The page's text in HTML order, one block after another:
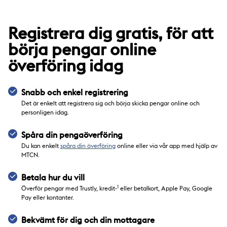
Registrera dig gratis, för att
börja pengar online
överföring idag
Snabb och enkel registrering
Det är enkelt att registrera sig och börja skicka pengar online och
personligen idag.
Spåra din pengaöverföring
Du kan enkelt spåra din överföring online eller via vår app med hjälp av
MTCN.
Betala hur du vill
Överför pengar med Trustly, kredit- eller betalkort, Apple Pay, Google
Pay eller kontanter.
Bekvämt för dig och din mottagare